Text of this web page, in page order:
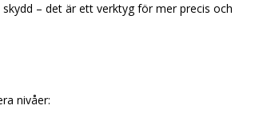
– det är ett verktyg för mer precis och
nivåer: